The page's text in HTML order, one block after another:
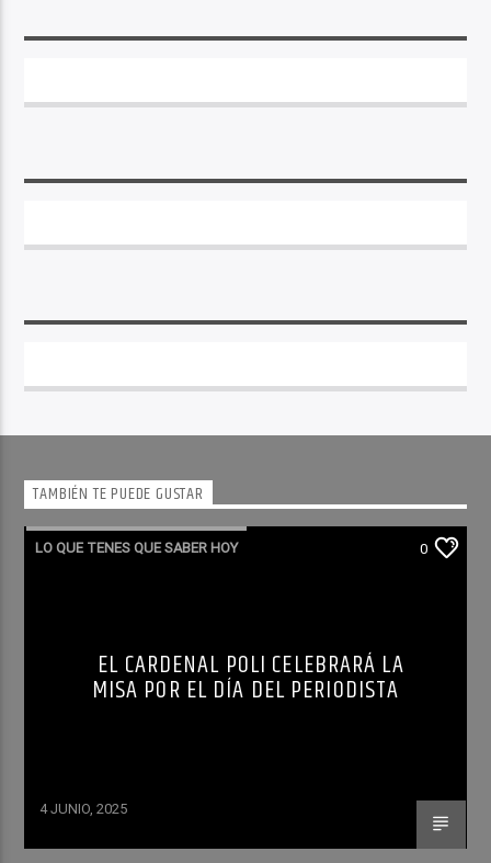
TAMBIÉN TE PUEDE GUSTAR
LO QUE TENES QUE SABER HOY 0
EL CARDENAL POLI CELEBRARÁ LA
MISA POR EL DÍA DEL PERIODISTA
4 JUNIO, 2025